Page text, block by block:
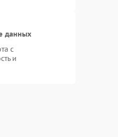
данных
с
и